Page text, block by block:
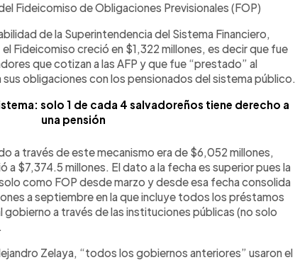
Fideicomiso de Obligaciones Previsionales (FOP)
de la Superintendencia del Sistema Financiero,
Fideicomiso creció en $1,322 millones, es decir que fue
que cotizan a las AFP y que fue “prestado” al
obligaciones con los pensionados del sistema público.
solo 1 de cada 4 salvadoreños tiene derecho a
una pensión
a través de este mecanismo era de $6,052 millones,
a $7,374.5 millones. El dato a la fecha es superior pues la
como FOP desde marzo y desde esa fecha consolida
a septiembre en la que incluye todos los préstamos
gobierno a través de las instituciones públicas (no solo
Zelaya, “todos los gobiernos anteriores” usaron el